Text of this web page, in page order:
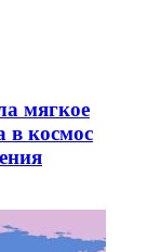
мягкое
в космос